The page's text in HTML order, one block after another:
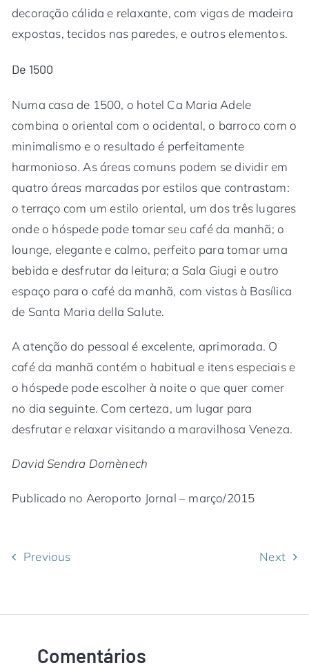
decoração cálida e relaxante, com vigas de madeira
expostas, tecidos nas paredes, e outros elementos.
De 1500
Numa casa de 1500, o hotel Ca Maria Adele
combina o oriental com o ocidental, o barroco com o
minimalismo e o resultado é perfeitamente
harmonioso. As áreas comuns podem se dividir em
quatro áreas marcadas por estilos que contrastam:
o terraço com um estilo oriental, um dos três lugares
onde o hóspede pode tomar seu café da manhã; o
lounge, elegante e calmo, perfeito para tomar uma
bebida e desfrutar da leitura; a Sala Giugi e outro
espaço para o café da manhã, com vistas à Basílica
de Santa Maria della Salute.
A atenção do pessoal é excelente, aprimorada. O
café da manhã contém o habitual e itens especiais e
o hóspede pode escolher à noite o que quer comer
no dia seguinte. Com certeza, um lugar para
desfrutar e relaxar visitando a maravilhosa Veneza.
David Sendra Domènech
Publicado no Aeroporto Jornal – março/2015
Previous Next
Comentários